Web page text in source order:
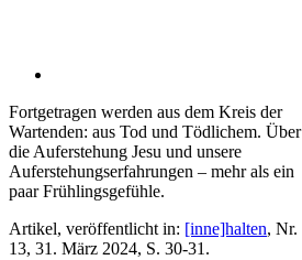
Fortgetragen werden aus dem Kreis der
Wartenden: aus Tod und Tödlichem. Über
die Auferstehung Jesu und unsere
Auferstehungserfahrungen – mehr als ein
paar Frühlingsgefühle.
Artikel, veröffentlicht in: [inne]halten, Nr.
13, 31. März 2024, S. 30-31.